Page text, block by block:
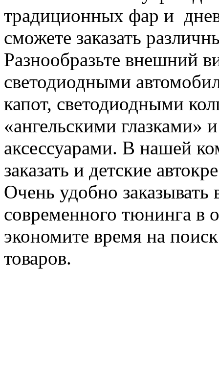
традиционных фар и
сможете заказать
Разнообразьте внешний
светодиодными
капот, светодиодными
«ангельскими глазками»
аксессуарами. В нашей
заказать и детские
Очень удобно заказывать
современного тюнинга в
экономите время на
товаров.